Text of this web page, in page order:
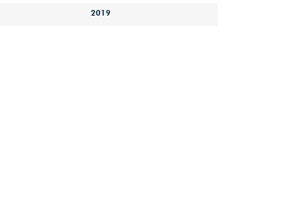
2019